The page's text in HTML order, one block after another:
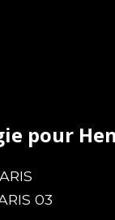
pour
03